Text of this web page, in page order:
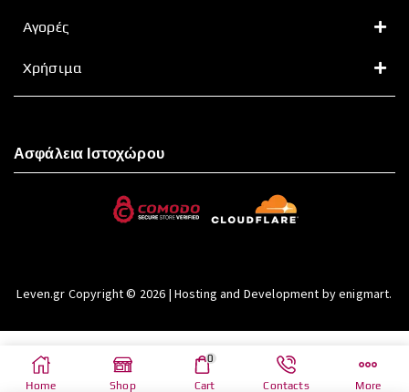
Αγορές
Χρήσιμα
Ασφάλεια Ιστοχώρου
Leven.gr Copyright © 2026 | Hosting and Development by enigmart.
Home Shop
0
Cart Contacts More